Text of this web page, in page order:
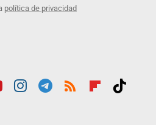
política de privacidad